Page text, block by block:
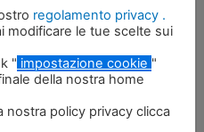
15 L/min
regolamento privacy .
modificare le tue scelte sui
" impostazione cookie "
della nostra home
nostra policy privacy clicca